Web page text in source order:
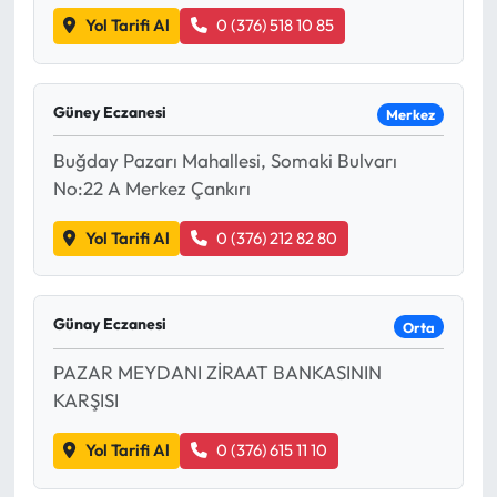
Yol Tarifi Al 0 (376) 518 10 85
Güney Eczanesi Merkez
Buğday Pazarı Mahallesi, Somaki Bulvarı
No:22 A Merkez Çankırı
Yol Tarifi Al 0 (376) 212 82 80
Günay Eczanesi Orta
PAZAR MEYDANI ZİRAAT BANKASININ
KARŞISI
Yol Tarifi Al 0 (376) 615 11 10
Mecitözü Haberleri
Oğuzlar Haberleri
Ortaköy Haberleri
Osmancık Haberleri
Otomotiv
Resmi İlan
Resmi Reklam
Sağlık